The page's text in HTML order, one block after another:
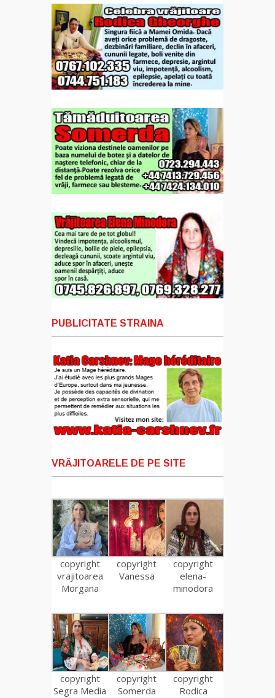
PUBLICITATE STRAINA
VRĂJITOARELE DE PE SITE
copyright
vrajitoarea
Morgana
copyright
Vanessa
copyright
elena-
minodora
copyright
Segra Media
copyright
Somerda
copyright
Rodica